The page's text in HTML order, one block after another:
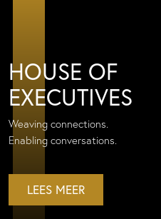
HOUSE OF
EXECUTIVES
Weaving connections.
Enabling conversations.
LEES MEER